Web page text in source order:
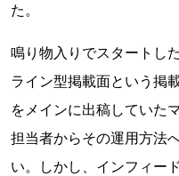
た。
鳴り物入りでスタートし
ライン型掲載面という掲
をメインに出稿していた
担当者からその運用方法
い。しかし、インフィー